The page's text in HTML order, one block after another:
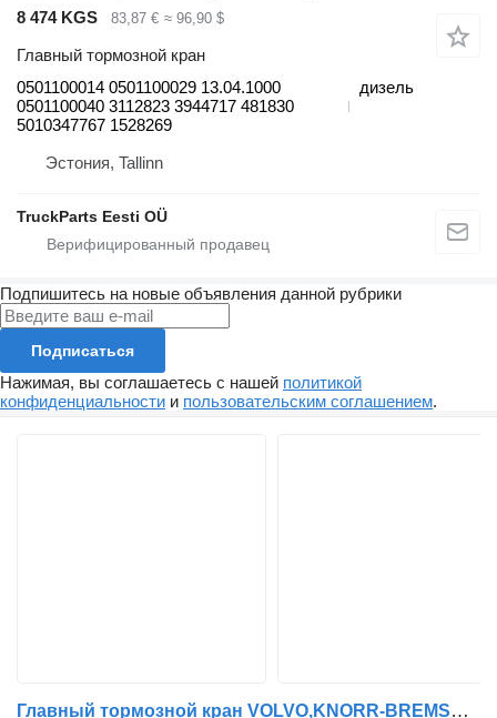
8 474 KGS 83,87 € ≈ 96,90 $
Главный тормозной кран
0501100014 0501100029 13.04.1000
0501100040 3112823 3944717 481830
5010347767 1528269
дизель
Эстония, Tallinn
TruckParts Eesti OÜ
Подпишитесь на новые объявления данной рубрики
Подписаться
Нажимая, вы соглашаетесь с нашей политикой
конфиденциальности и пользовательским соглашением.
Главный тормозной кран VOLVO,KNORR-BREMSE B9 (01.02-) 0501100014 для автобуса Volvo B6, B7, B9, B10, B12 bus (1978-2011)